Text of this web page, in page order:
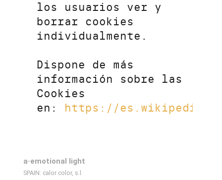
los usuarios ver y
borrar cookies
individualmente.
Dispone de más
información sobre las
Cookies
en: https://
a·emotional light
SPAIN: calor color, s.l.